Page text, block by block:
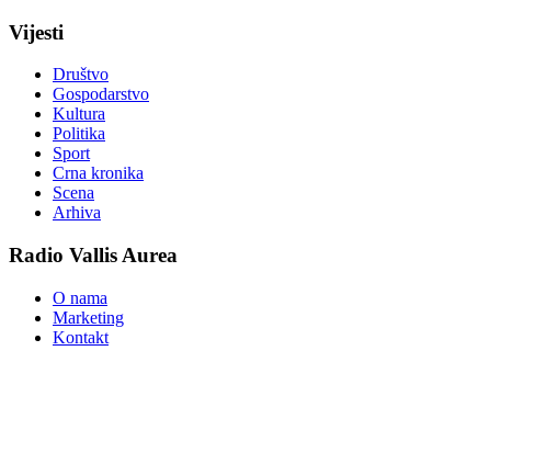
Vijesti
Društvo
Gospodarstvo
Kultura
Politika
Sport
Crna kronika
Scena
Arhiva
Radio Vallis Aurea
O nama
Marketing
Kontakt